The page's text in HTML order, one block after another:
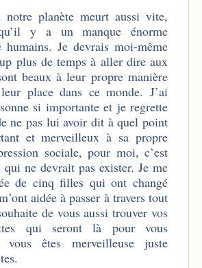
planète meurt aussi vite,
y a un manque énorme
humains. Je devrais moi-même
plus de temps à aller dire aux
beaux à leur propre manière
place dans ce monde. J’ai
si importante et je regrette
ne pas lui avoir dit à quel point
et merveilleux à sa propre
sociale, pour moi, c’est
qui ne devrait pas exister. Je me
de cinq filles qui ont changé
aidée à passer à travers tout
de vous aussi trouver vos
qui seront là pour vous
vous êtes merveilleuse juste